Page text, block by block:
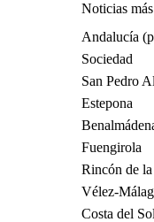
Noticias
Andalucía
Sociedad
San Pedro
Estepona
Fuengirola
Rincón de
Vélez-
Costa del